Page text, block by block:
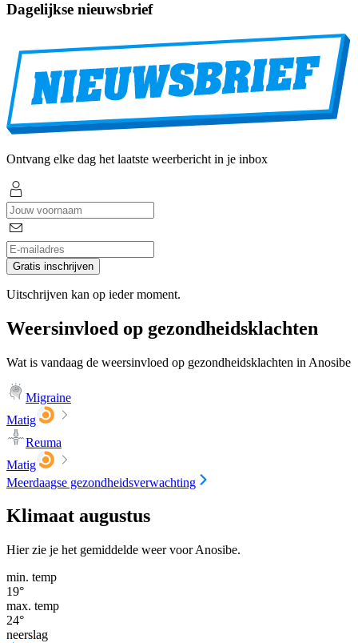
Dagelijkse nieuwsbrief
Ontvang elke dag het laatste weerbericht in je inbox
Gratis inschrijven
Uitschrijven kan op ieder moment.
Weersinvloed op gezondheidsklachten
Wat is vandaag de weersinvloed op gezondheidsklachten in Anosibe
Migraine
Matig
Reuma
Matig
Meerdaagse gezondheidsverwachting
Klimaat augustus
Hier zie je het gemiddelde weer voor Anosibe.
min. temp
19°
max. temp
24°
neerslag